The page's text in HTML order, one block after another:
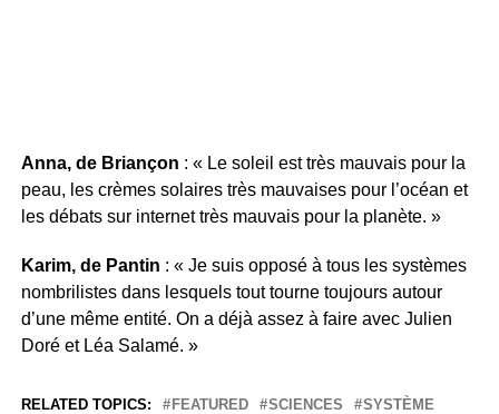
Anna, de Briançon : « Le soleil est très mauvais pour la
peau, les crèmes solaires très mauvaises pour l’océan et
les débats sur internet très mauvais pour la planète. »
Karim, de Pantin : « Je suis opposé à tous les systèmes
nombrilistes dans lesquels tout tourne toujours autour
d’une même entité. On a déjà assez à faire avec Julien
Doré et Léa Salamé. »
RELATED TOPICS: FEATURED SCIENCES SYSTÈME